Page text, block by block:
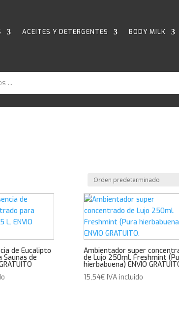
ACEITES Y DETERGENTES BODY MILK
de Eucalipto
Saunas de
Ambientador super
de Lujo 250ml. Freshmint
hierbabuena) ENVIO
15,54€ IVA incluido